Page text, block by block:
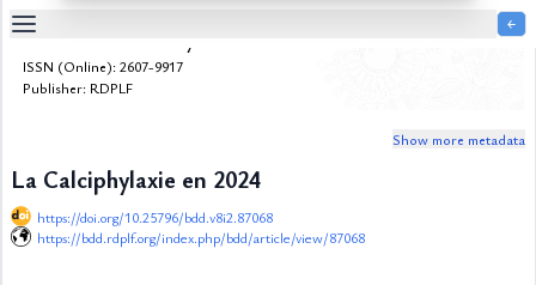
￩
Table
Of
of
Media
List
of
Bulletin de la Dialyse à Domicile
ISSN (Online): 2607-9917
Publisher: RDPLF
Show more metadata
La Calciphylaxie en 2024
https://doi.org/10.25796/bdd.v8i2.87068
https://bdd.rdplf.org/index.php/bdd/article/view/87068